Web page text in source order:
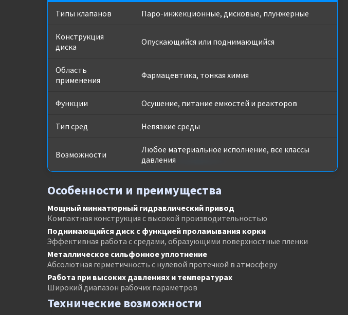
Типы клапанов Паро-инжекционные, дисковые, плунжерные
Конструкция
диска
Опускающийся или поднимающийся
Область
применения
Фармацевтика, тонкая химия
Функции Осушение, питание емкостей и реакторов
Тип сред Невязкие среды
Возможности
Любое материальное исполнение, все классы
давления
Особенности и преимущества
Мощный миниатюрный гидравлический привод
Компактная конструкция с высокой производительностью
Поднимающийся диск с функцией проламывания корки
Эффективная работа с средами, образующими поверхностные пленки
Металлическое сильфонное уплотнение
Абсолютная герметичность с нулевой протечкой в атмосферу
Работа при высоких давлениях и температурах
Широкий диапазон рабочих параметров
Технические возможности